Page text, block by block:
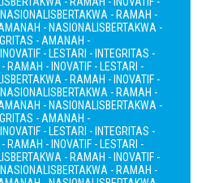
BERTAKWA - RAMAH -
- NASIONALISBERTAKWA -
- AMANAH -
- LESTARI - INTEGRITAS -
- RAMAH - INOVATIF - LESTARI -
BERTAKWA - RAMAH - INOVATIF -
BERTAKWA - RAMAH -
- NASIONALISBERTAKWA -
- AMANAH -
- LESTARI - INTEGRITAS -
- RAMAH - INOVATIF - LESTARI -
BERTAKWA - RAMAH - INOVATIF -
BERTAKWA - RAMAH -